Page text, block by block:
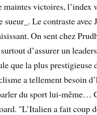
maintes victoires, l’index
sueur_. Le contraste
On sent chez
d’assurer un
que la plus prestigieuse
a tellement besoin
du sport lui-même…
"L’Italien a fait coup